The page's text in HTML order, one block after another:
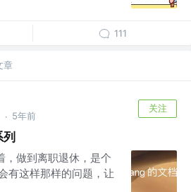
111
章
· 5年前
关注
，做到离职退休，是个
有这样那样的问题，让